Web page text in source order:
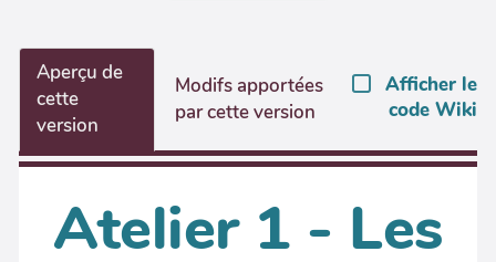
Aperçu de
cette
version
Modifs apportées
par cette version
Afficher le
code Wiki